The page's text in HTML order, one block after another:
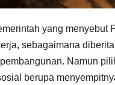
yang menyebut
sebagaimana
Namun
berupa